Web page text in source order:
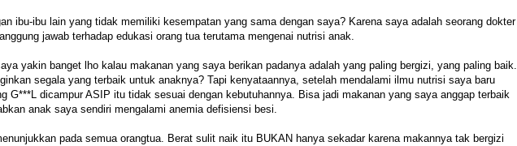
ibu-ibu lain yang tidak memiliki kesempatan yang sama dengan saya? Karena saya adalah seorang dokter
jawab terhadap edukasi orang tua terutama mengenai nutrisi anak.
yakin banget lho kalau makanan yang saya berikan padanya adalah yang paling bergizi, yang paling baik.
segala yang terbaik untuk anaknya? Tapi kenyataannya, setelah mendalami ilmu nutrisi saya baru
G***L dicampur ASIP itu tidak sesuai dengan kebutuhannya. Bisa jadi makanan yang saya anggap terbaik
anak saya sendiri mengalami anemia defisiensi besi.
pada semua orangtua. Berat sulit naik itu BUKAN hanya sekadar karena makannya tak bergizi